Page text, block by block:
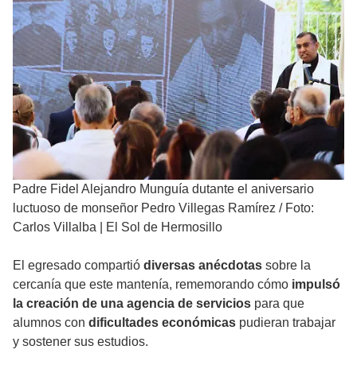
Padre Fidel Alejandro Munguía dutante el aniversario
luctuoso de monseñor Pedro Villegas Ramírez / Foto:
Carlos Villalba | El Sol de Hermosillo
El egresado compartió diversas anécdotas sobre la
cercanía que este mantenía, rememorando cómo impulsó
la creación de una agencia de servicios para que
alumnos con dificultades económicas pudieran trabajar
y sostener sus estudios.